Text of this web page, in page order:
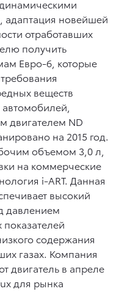
адаптация новейшей
отработавших
получить
Евро-6, которые
веществ
двигателем ND
на 2015 год.
объемом 3,0 л,
на коммерческие
i-ART. Данная
высокий
давлением
содержания
газах. Компания
двигатель в апреле
для рынка